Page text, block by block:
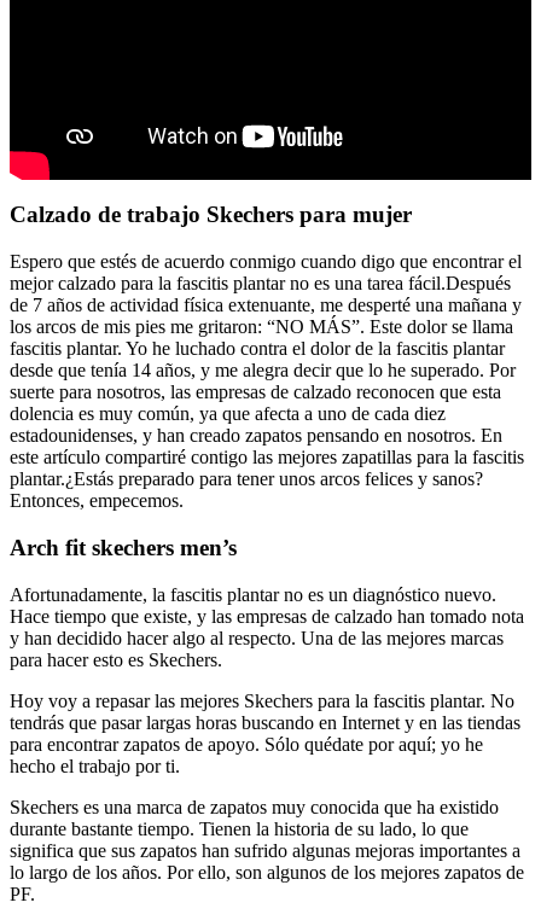
Calzado de trabajo Skechers para mujer
Espero que estés de acuerdo conmigo cuando digo que encontrar el
mejor calzado para la fascitis plantar no es una tarea fácil.Después
de 7 años de actividad física extenuante, me desperté una mañana y
los arcos de mis pies me gritaron: “NO MÁS”. Este dolor se llama
fascitis plantar. Yo he luchado contra el dolor de la fascitis plantar
desde que tenía 14 años, y me alegra decir que lo he superado. Por
suerte para nosotros, las empresas de calzado reconocen que esta
dolencia es muy común, ya que afecta a uno de cada diez
estadounidenses, y han creado zapatos pensando en nosotros. En
este artículo compartiré contigo las mejores zapatillas para la fascitis
plantar.¿Estás preparado para tener unos arcos felices y sanos?
Entonces, empecemos.
Arch fit skechers men’s
Afortunadamente, la fascitis plantar no es un diagnóstico nuevo.
Hace tiempo que existe, y las empresas de calzado han tomado nota
y han decidido hacer algo al respecto. Una de las mejores marcas
para hacer esto es Skechers.
Hoy voy a repasar las mejores Skechers para la fascitis plantar. No
tendrás que pasar largas horas buscando en Internet y en las tiendas
para encontrar zapatos de apoyo. Sólo quédate por aquí; yo he
hecho el trabajo por ti.
Skechers es una marca de zapatos muy conocida que ha existido
durante bastante tiempo. Tienen la historia de su lado, lo que
significa que sus zapatos han sufrido algunas mejoras importantes a
lo largo de los años. Por ello, son algunos de los mejores zapatos de
PF.